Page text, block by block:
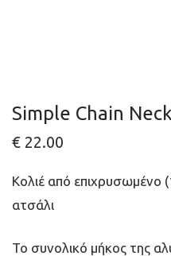
Simple Chain
€ 22.00
Κολιέ από επιχρυσωμένο
ατσάλι
Το συνολικό μήκος της